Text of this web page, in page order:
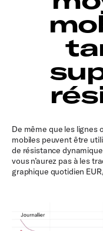
De même que les lignes
mobiles peuvent être
de résistance
vous n’aurez pas à les
graphique quotidien